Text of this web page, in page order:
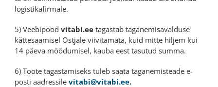
logistikafirmale.
5) Veebipood vitabi.eetagastab taganemisavalduse
kättesaamisel Ostjale viivitamata, kuid mitte hiljem kui
14 päeva möödumisel, kauba eest tasutud summa.
6) Toote tagastamiseks tuleb saata taganemisteade e-
posti aadressile vitabi@vitabi.ee.